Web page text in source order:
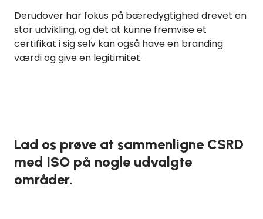
Derudover har fokus på bæredygtighed drevet en
stor udvikling, og det at kunne fremvise et
certifikat i sig selv kan også have en branding
værdi og give en legitimitet.
Lad os prøve at sammenligne CSRD
med ISO på nogle udvalgte
områder.